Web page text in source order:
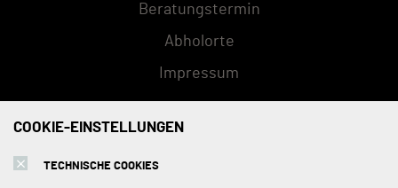
COOKIE-EINSTELLUNGEN
TECHNISCHE COOKIES
Beratungstermin
Abholorte
Impressum
ZAHLUNGSMETHODEN